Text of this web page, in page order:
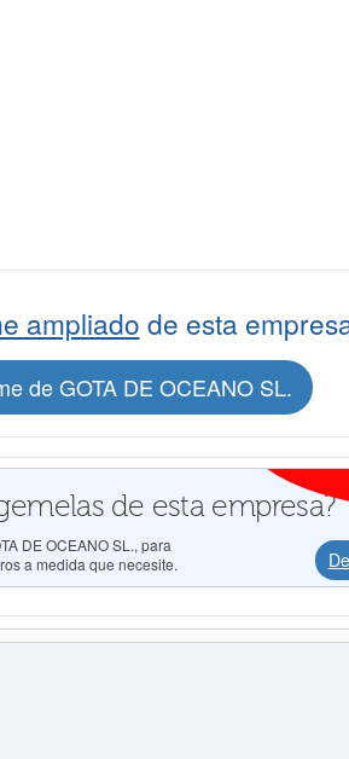
ampliado de esta
de GOTA DE OCEANO SL.
de esta empresa?
DE OCEANO SL., para
a medida que necesite.